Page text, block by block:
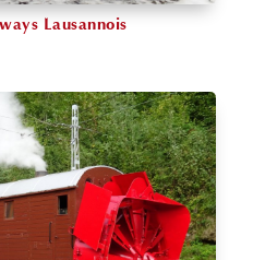
Lausannois